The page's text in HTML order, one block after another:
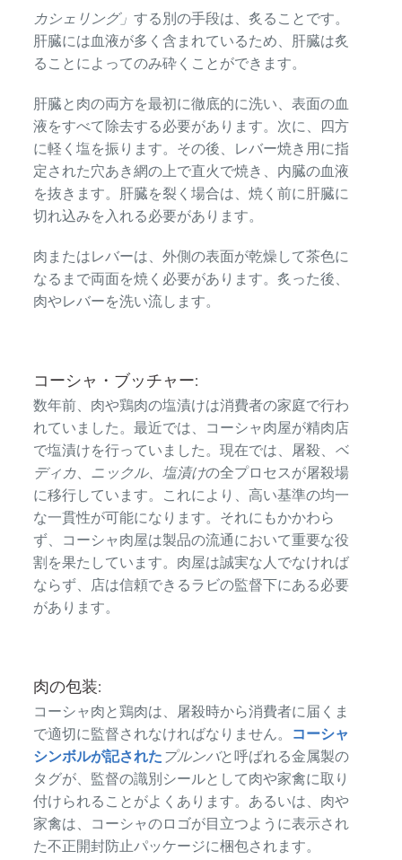
カシェリング」する別の手段は、炙ることです。
肝臓には血液が多く含まれているため、肝臓は炙
ることによってのみ砕くことができます。
肝臓と肉の両方を最初に徹底的に洗い、表面の血
液をすべて除去する必要があります。次に、四方
に軽く塩を振ります。その後、レバー焼き用に指
定された穴あき網の上で直火で焼き、内臓の血液
を抜きます。肝臓を裂く場合は、焼く前に肝臓に
切れ込みを入れる必要があります。
肉またはレバーは、外側の表面が乾燥して茶色に
なるまで両面を焼く必要があります。炙った後、
肉やレバーを洗い流します。
コーシャ・ブッチャー:
数年前、肉や鶏肉の塩漬けは消費者の家庭で行わ
れていました。最近では、コーシャ肉屋が精肉店
で塩漬けを行っていました。現在では、屠殺、 ベ
ディカ、 ニックル、塩漬けの全プロセスが屠殺場
に移行しています。これにより、高い基準の均一
な一貫性が可能になります。それにもかかわら
ず、コーシャ肉屋は製品の流通において重要な役
割を果たしています。肉屋は誠実な人でなければ
ならず、店は信頼できるラビの監督下にある必要
があります。
肉の包装:
コーシャ肉と鶏肉は、屠殺時から消費者に届くま
で適切に監督されなければなりません。 コーシャ
シンボルが記された プルンバと呼ばれる金属製の
タグが、監督の識別シールとして肉や家禽に取り
付けられることがよくあります。あるいは、肉や
家禽は、コーシャのロゴが目立つように表示され
た不正開封防止パッケージに梱包されます。